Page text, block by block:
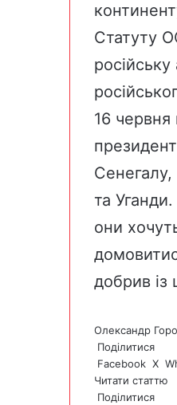
Статуту
16 червня
Сенегалу,
та Уганди.
они
добрив із
Олександр
Поділитися
Facebook X
Читати статтю
Поділитися